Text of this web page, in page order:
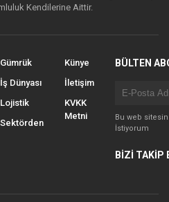
Kendilerine Aittir.
Gümrük
İş Dünyası
Lojistik
Sektörden
Künye
İletişim
KVKK
Metni
BÜLTEN
Bu web
İstiyorum
BİZİ TAKİP